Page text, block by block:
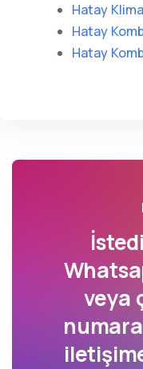
Hatay
Hatay
Hatay
veya